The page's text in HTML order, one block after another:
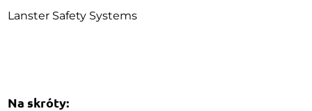
Lanster Safety Systems
Na skróty: